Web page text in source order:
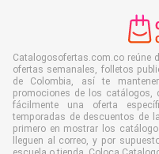
Catalogosofertas.com.co reúne
ofertas semanales, folletos
de Colombia, así te
promociones de los catálogos,
fácilmente una oferta
temporadas de descuentos de
primero en mostrar los
lleguen al correo, y por